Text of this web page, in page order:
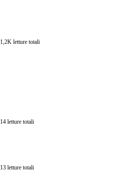
1,2K letture totali
14 letture totali
13 letture totali